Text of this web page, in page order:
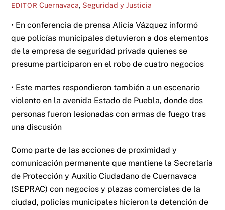
EDITOR Cuernavaca, Seguridad y Justicia
• En conferencia de prensa Alicia Vázquez informó
que policías municipales detuvieron a dos elementos
de la empresa de seguridad privada quienes se
presume participaron en el robo de cuatro negocios
• Este martes respondieron también a un escenario
violento en la avenida Estado de Puebla, donde dos
personas fueron lesionadas con armas de fuego tras
una discusión
Como parte de las acciones de proximidad y
comunicación permanente que mantiene la Secretaría
de Protección y Auxilio Ciudadano de Cuernavaca
(SEPRAC) con negocios y plazas comerciales de la
ciudad, policías municipales hicieron la detención de